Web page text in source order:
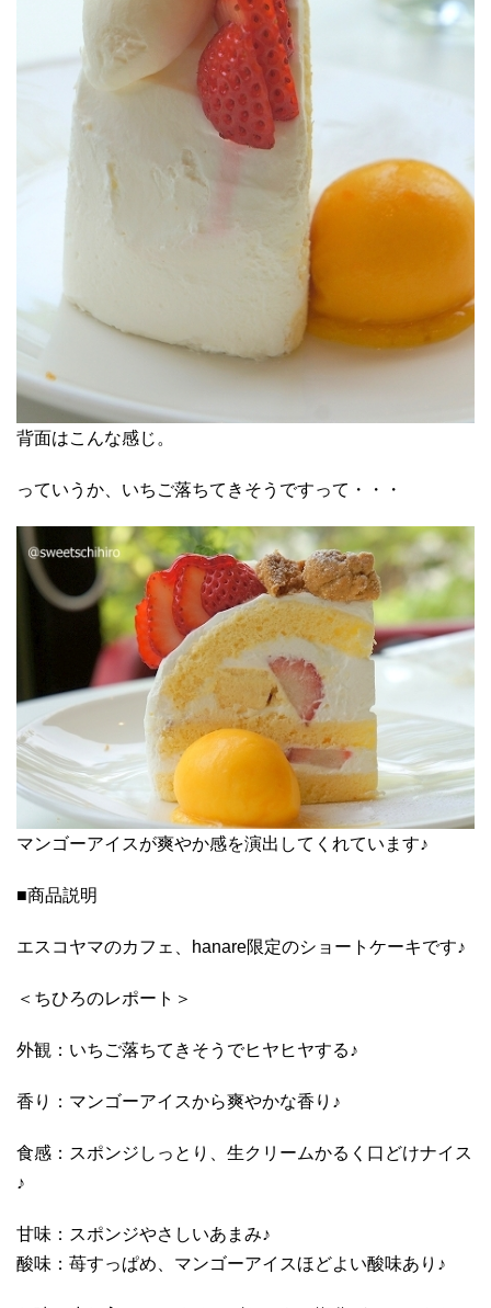
背面はこんな感じ。
っていうか、いちご落ちてきそうですって・・・
マンゴーアイスが爽やか感を演出してくれています♪
■商品説明
エスコヤマのカフェ、hanare限定のショートケーキです♪
＜ちひろのレポート＞
外観：いちご落ちてきそうでヒヤヒヤする♪
香り：マンゴーアイスから爽やかな香り♪
食感：スポンジしっとり、生クリームかるく口どけナイス
♪
甘味：スポンジやさしいあまみ♪
酸味：苺すっぱめ、マンゴーアイスほどよい酸味あり♪